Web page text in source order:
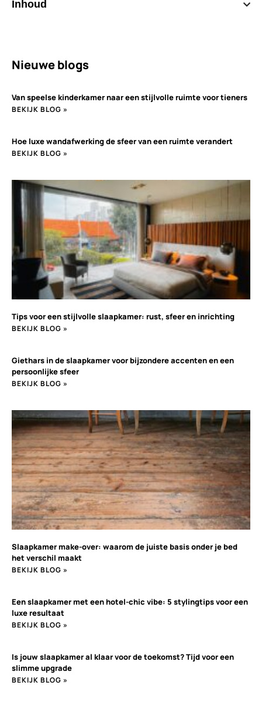
Inhoud
Nieuwe blogs
Van speelse kinderkamer naar een stijlvolle ruimte voor tieners
BEKIJK BLOG »
Hoe luxe wandafwerking de sfeer van een ruimte verandert
BEKIJK BLOG »
Tips voor een stijlvolle slaapkamer: rust, sfeer en inrichting
BEKIJK BLOG »
Giethars in de slaapkamer voor bijzondere accenten en een
persoonlijke sfeer
BEKIJK BLOG »
Slaapkamer make-over: waarom de juiste basis onder je bed
het verschil maakt
BEKIJK BLOG »
Een slaapkamer met een hotel-chic vibe: 5 stylingtips voor een
luxe resultaat
BEKIJK BLOG »
Is jouw slaapkamer al klaar voor de toekomst? Tijd voor een
slimme upgrade
BEKIJK BLOG »